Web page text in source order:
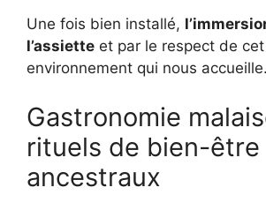
Une fois bien installé,
l’assiette et par le respect de cet
environnement qui nous accueille.
Gastronomie
rituels de bien-être
ancestraux